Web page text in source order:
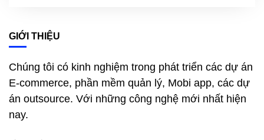
GIỚI THIỆU
Chúng tôi có kinh nghiệm trong phát triển các dự án
E-commerce, phần mềm quản lý, Mobi app, các dự
án outsource. Với những công nghệ mới nhất hiện
nay.